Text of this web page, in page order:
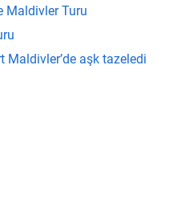
Maldivler Turu
Maldivler’de aşk tazeledi